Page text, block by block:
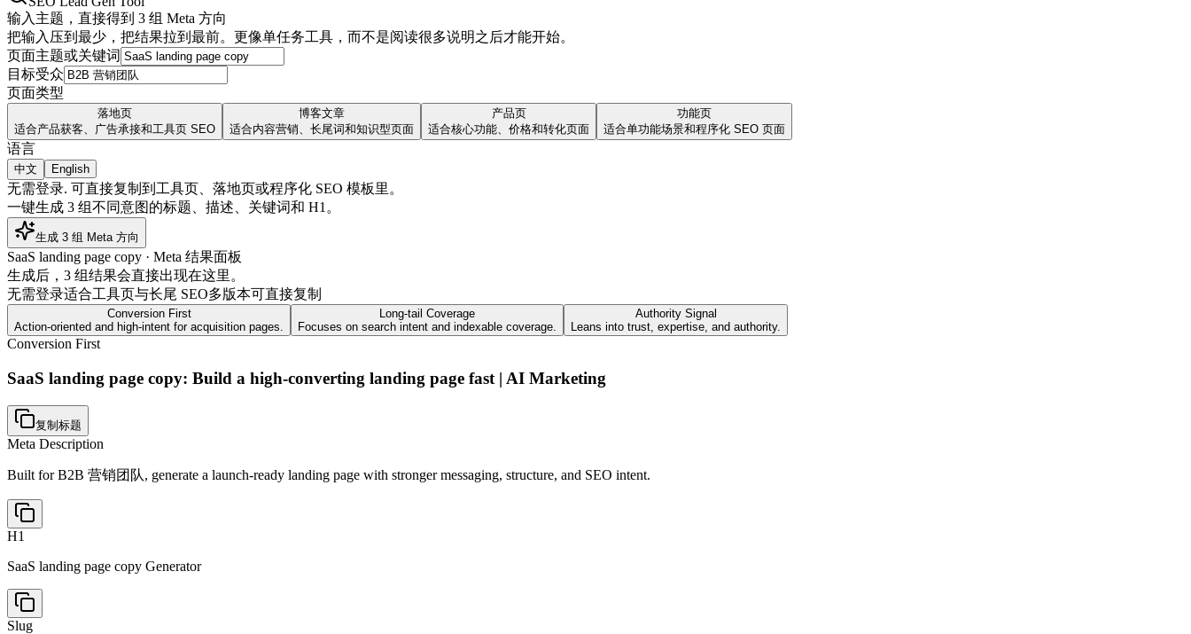
输入主题，直接得到 3 组 Meta 方向
把输入压到最少，把结果拉到最前。更像单任务工具，而不是阅读很多说明之后才能开始。
页面主题或关键词
目标受众
页面类型
落地页
适合产品获客、广告承接和工具页 SEO
博客文章
适合内容营销、长尾词和知识型页面
产品页
适合核心功能、价格和转化页面
功能页
适合单功能场景和程序化 SEO 页面
语言
中文 English
无需登录. 可直接复制到工具页、落地页或程序化 SEO 模板里。
一键生成 3 组不同意图的标题、描述、关键词和 H1。
生成 3 组 Meta 方向
SaaS landing page copy · Meta 结果面板
生成后，3 组结果会直接出现在这里。
无需登录适合工具页与长尾 SEO多版本可直接复制
Conversion First
Action-oriented and high-intent for acquisition pages.
Long-tail Coverage
Focuses on search intent and indexable coverage.
Authority Signal
Leans into trust, expertise, and authority.
Conversion First
SaaS landing page copy: Build a high-converting landing page fast | AI Marketing
复制标题
Meta Description
Built for B2B 营销团队, generate a launch-ready landing page with stronger messaging, structure, and SEO intent.
H1
SaaS landing page copy Generator
Slug